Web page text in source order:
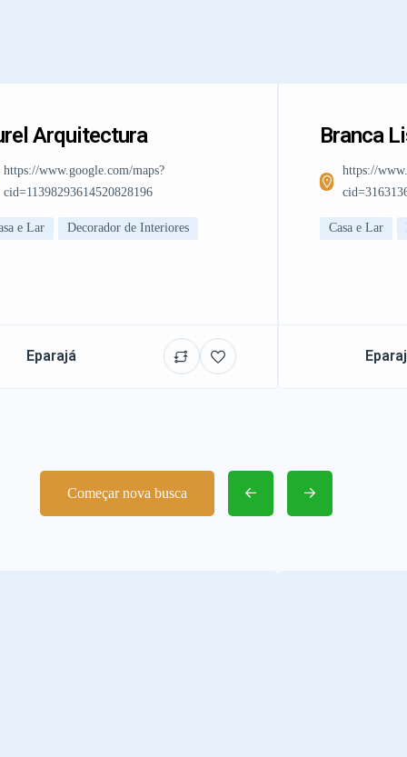
Arquitectura
https://www.google.com/maps?
cid=11398293614520828196
e Lar Decorador de Interiores
Eparajá
Branca
https://
Casa e Lar
Começar nova busca